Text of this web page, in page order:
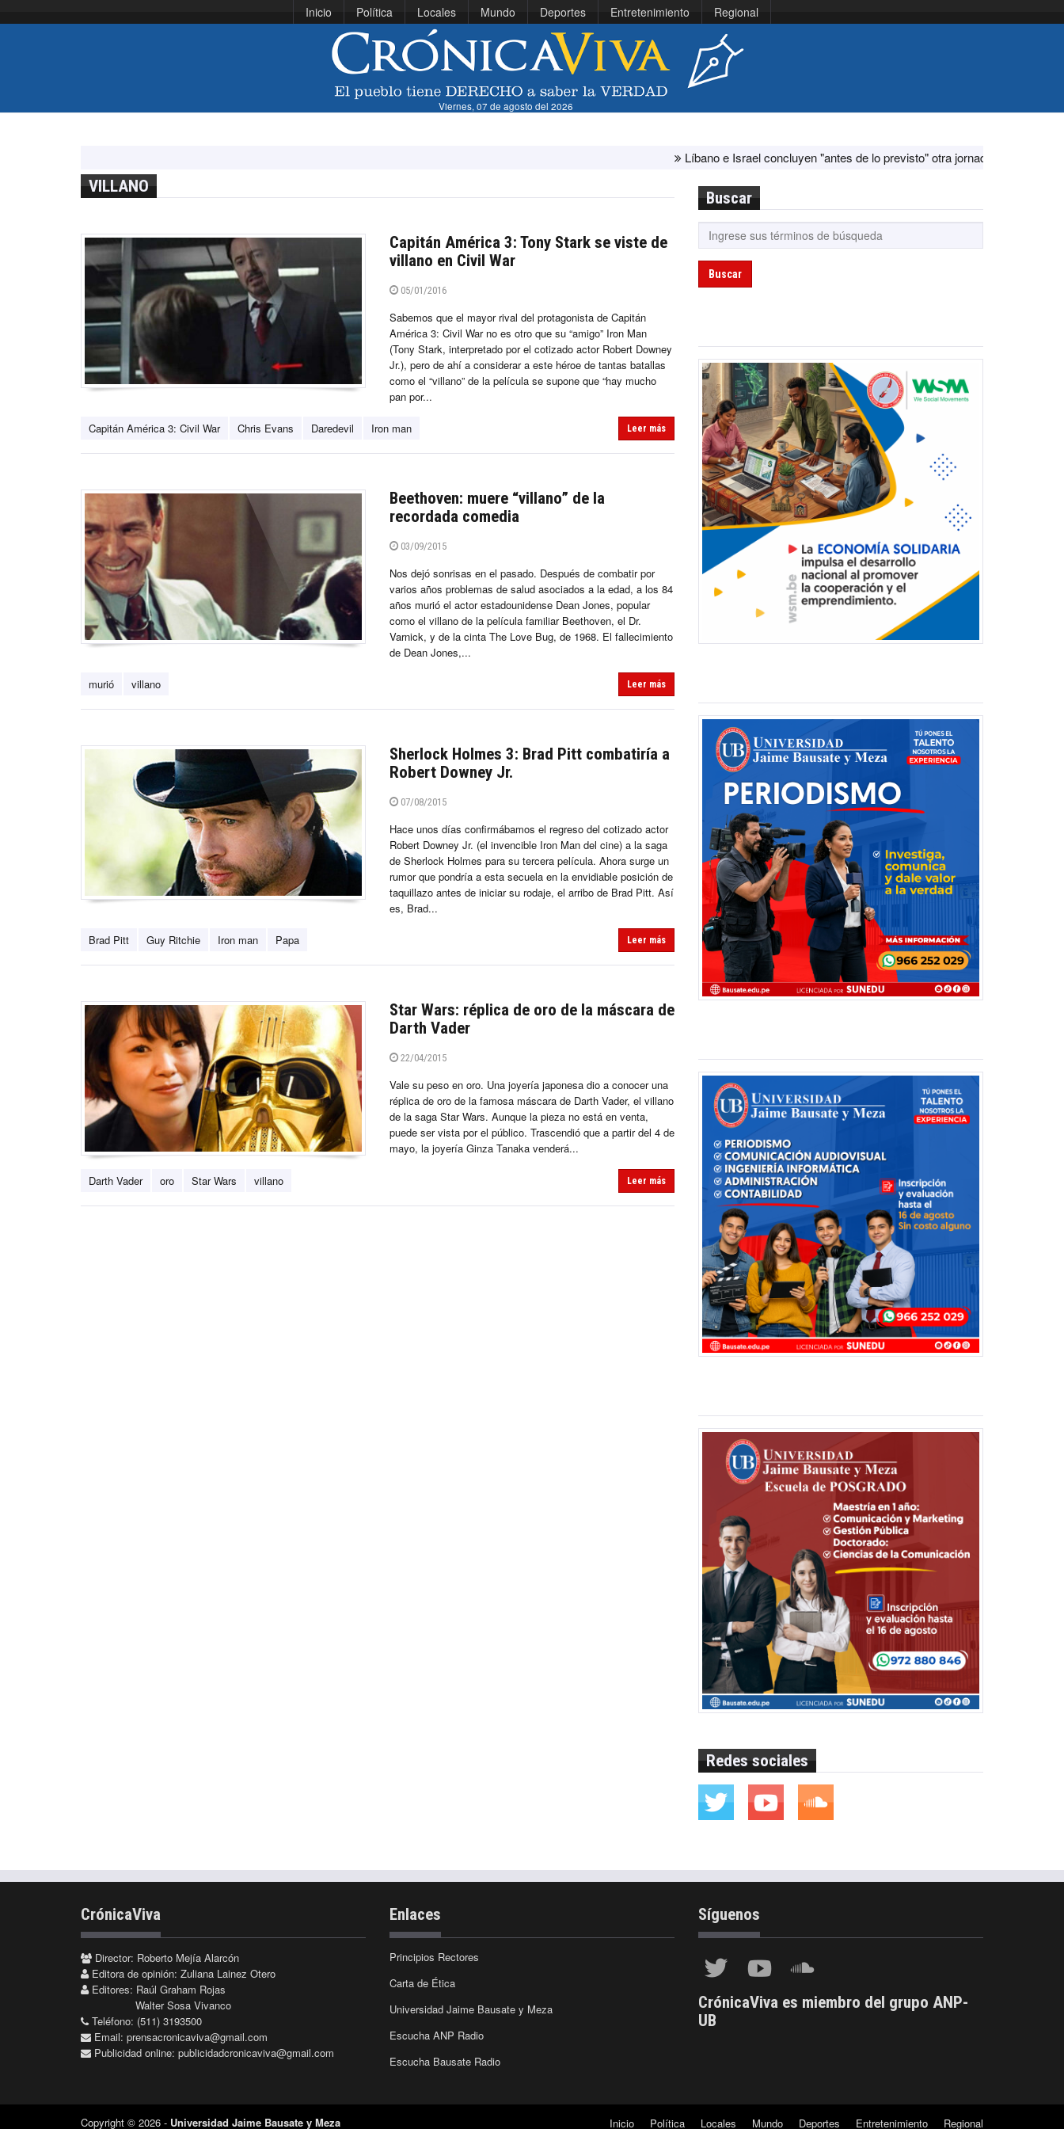
Inicio Política Locales Mundo Deportes Entretenimiento Regional
Viernes, 07 de agosto del 2026
Líbano e Israel concluyen "antes de lo previsto" otra jornada de diálogo por
VILLANO
Capitán América 3: Tony Stark se viste de
villano en Civil War
05/01/2016
Sabemos que el mayor rival del protagonista de Capitán
América 3: Civil War no es otro que su “amigo” Iron Man
(Tony Stark, interpretado por el cotizado actor Robert Downey
Jr.), pero de ahí a considerar a este héroe de tantas batallas
como el “villano” de la película se supone que “hay mucho
pan por...
Capitán América 3: Civil War Chris Evans Daredevil Iron man Leer más
Beethoven: muere “villano” de la
recordada comedia
03/09/2015
Nos dejó sonrisas en el pasado. Después de combatir por
varios años problemas de salud asociados a la edad, a los 84
años murió el actor estadounidense Dean Jones, popular
como el villano de la película familiar Beethoven, el Dr.
Varnick, y de la cinta The Love Bug, de 1968. El fallecimiento
de Dean Jones,...
murió villano Leer más
Sherlock Holmes 3: Brad Pitt combatiría a
Robert Downey Jr.
07/08/2015
Hace unos días confirmábamos el regreso del cotizado actor
Robert Downey Jr. (el invencible Iron Man del cine) a la saga
de Sherlock Holmes para su tercera película. Ahora surge un
rumor que pondría a esta secuela en la envidiable posición de
taquillazo antes de iniciar su rodaje, el arribo de Brad Pitt. Así
es, Brad...
Brad Pitt Guy Ritchie Iron man Papa Leer más
Star Wars: réplica de oro de la máscara de
Darth Vader
22/04/2015
Vale su peso en oro. Una joyería japonesa dio a conocer una
réplica de oro de la famosa máscara de Darth Vader, el villano
de la saga Star Wars. Aunque la pieza no está en venta,
puede ser vista por el público. Trascendió que a partir del 4 de
mayo, la joyería Ginza Tanaka venderá...
Darth Vader oro Star Wars villano Leer más
Buscar
Buscar
Redes sociales
CrónicaViva
Director: Roberto Mejía Alarcón
Editora de opinión: Zuliana Lainez Otero
Editores: Raúl Graham Rojas
Walter Sosa Vivanco
Teléfono: (511) 3193500
Email: prensacronicaviva@gmail.com
Publicidad online: publicidadcronicaviva@gmail.com
Enlaces
Principios Rectores
Carta de Ética
Universidad Jaime Bausate y Meza
Escucha ANP Radio
Escucha Bausate Radio
Síguenos
CrónicaViva es miembro del grupo ANP-
UB
Copyright © 2026 - Universidad Jaime Bausate y Meza Inicio Política Locales Mundo Deportes Entretenimiento Regional